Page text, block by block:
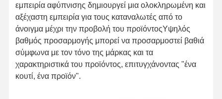
εμπειρία αφύπνισης δημιουργεί μια ολοκληρωμένη και
αξέχαστη εμπειρία για τους καταναλωτές από το
άνοιγμα μέχρι την προβολή του προϊόντοςΥψηλός
βαθμός προσαρμογής μπορεί να προσαρμοστεί βαθιά
σύμφωνα με τον τόνο της μάρκας και τα
χαρακτηριστικά του προϊόντος, επιτυγχάνοντας "ένα
κουτί, ένα προϊόν".